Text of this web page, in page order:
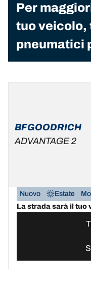
Per
tuo veicolo,
pneumatici
BFGOODRICH
ADVANTAGE 2
Nuovo Estate
La strada sarà il tuo